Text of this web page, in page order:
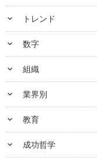
keyboard_arrow_down トレンド
keyboard_arrow_down 数字
keyboard_arrow_down 組織
keyboard_arrow_down 業界別
keyboard_arrow_down 教育
keyboard_arrow_down 成功哲学